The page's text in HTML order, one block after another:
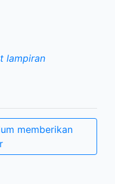
lampiran
memberikan